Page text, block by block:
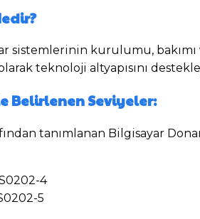
sistemlerinin kurulumu,
teknoloji altyapısını
Belirlenen Seviyeler:
tanımlanan Bilgisayar
4
5